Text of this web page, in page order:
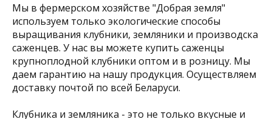
Мы в фермерском хозяйстве "Добрая земля"
используем только экологические способы
выращивания клубники, земляники и производска
саженцев. У нас вы можете купить саженцы
крупноплодной клубники оптом и в розницу. Мы
даем гарантию на нашу продукция. Осуществляем
доставку почтой по всей Беларуси.
Клубника и земляника - это не только вкусные и